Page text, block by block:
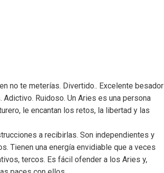
no te meterías. Divertido.. Excelente besador
Ruidoso. Un Aries es una persona
le encantan los retos, la libertad y las
a recibirlas. Son independientes y
Tienen una energía envidiable que a veces
tercos. Es fácil ofender a los Aries y,